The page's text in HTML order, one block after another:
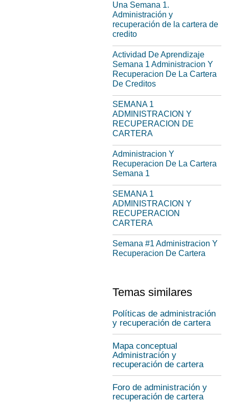
Una Semana 1.
Administración y
recuperación de la cartera de
credito
Actividad De Aprendizaje
Semana 1 Administracion Y
Recuperacion De La Cartera
De Creditos
SEMANA 1
ADMINISTRACION Y
RECUPERACION DE
CARTERA
Administracion Y
Recuperacion De La Cartera
Semana 1
SEMANA 1
ADMINISTRACION Y
RECUPERACION
CARTERA
Semana #1 Administracion Y
Recuperacion De Cartera
Temas similares
Políticas de administración
y recuperación de cartera
Mapa conceptual
Administración y
recuperación de cartera
Foro de administración y
recuperación de cartera